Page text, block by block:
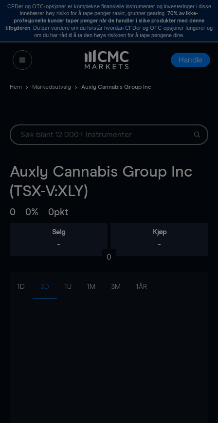
CFDer og OTC-opsjoner er komplekse finansielle instrumenter og investeringer i disse
innebærer høy risiko for å tape penger raskt, grunnet gearing. 70% av ikke-
profesjonelle kunder taper penger når de handler i slike produkter med denne
tilbyderen . Du bør vurdere om du forstår hvordan CFDer og OTC-opsjoner fungerer og
om du har råd til å ta den høye risikoen for å tape pengene dine.
Handle
Hem Markedsutvalg Auxly Cannabis Group Inc
Auxly Cannabis Group Inc
(TSX-V:XLY)
0 0% 0pkt
Selg
-
Kjøp
-
0
1D 3D 1U 1M 3M 1ÅR